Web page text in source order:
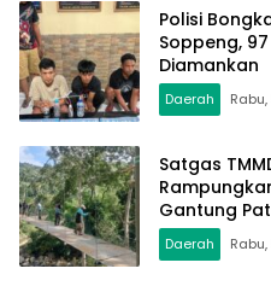
Polisi
Soppeng,
Diamankan
Daerah
Satgas
Gantung
Mulai
Daerah